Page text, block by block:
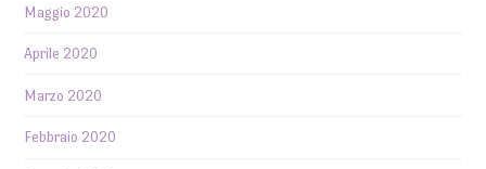
Maggio 2020
Aprile 2020
Marzo 2020
Febbraio 2020